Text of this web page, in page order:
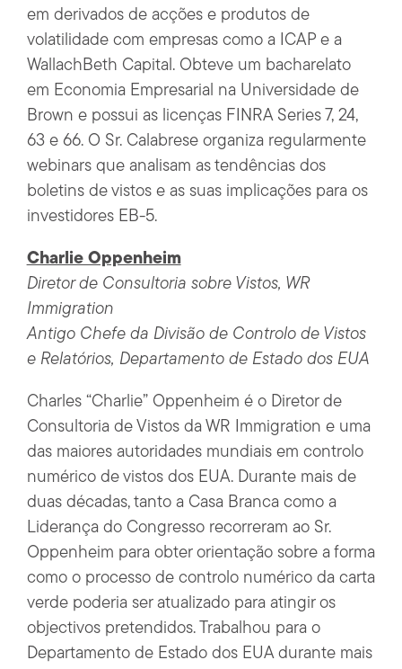
em derivados de acções e produtos de
volatilidade com empresas como a ICAP e a
WallachBeth Capital. Obteve um bacharelato
em Economia Empresarial na Universidade de
Brown e possui as licenças FINRA Series 7, 24,
63 e 66. O Sr. Calabrese organiza regularmente
webinars que analisam as tendências dos
boletins de vistos e as suas implicações para os
investidores EB-5.
Charlie Oppenheim
Diretor de Consultoria sobre Vistos, WR
Immigration
Antigo Chefe da Divisão de Controlo de Vistos
e Relatórios, Departamento de Estado dos EUA
Charles “Charlie” Oppenheim é o Diretor de
Consultoria de Vistos da WR Immigration e uma
das maiores autoridades mundiais em controlo
numérico de vistos dos EUA. Durante mais de
duas décadas, tanto a Casa Branca como a
Liderança do Congresso recorreram ao Sr.
Oppenheim para obter orientação sobre a forma
como o processo de controlo numérico da carta
verde poderia ser atualizado para atingir os
objectivos pretendidos. Trabalhou para o
Departamento de Estado dos EUA durante mais